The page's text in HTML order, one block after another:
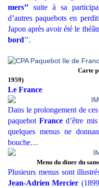
mers’’ suite à sa
d’autres paquebots en
Japon après avoir été le
bord’’.
Carte
1959)
Le France
Dans le prolongement de
paquebotFrance d’être
quelques menus ne
bouche…
Menu du diner du
Plusieurs menus sont
Jean-Adrien Mercier